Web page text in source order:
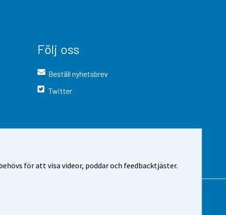
för att visa videor, poddar och feedbacktjäster.
Följ oss
Beställ nyhetsbrev
Twitter